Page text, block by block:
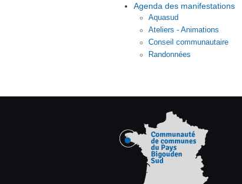
Agenda des manifestations
Aquasud
Ateliers - Animations
Conseil communautaire
Randonnées